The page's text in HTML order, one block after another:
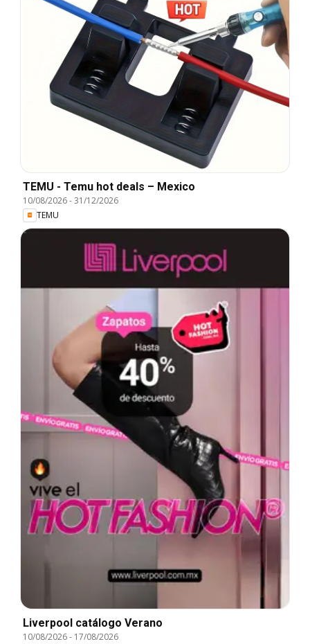
TEMU - Temu hot deals – Mexico
10/08/2026-31/12/2026
TEMU
Liverpool catálogo Verano
10/08/2026- 17/08/2026